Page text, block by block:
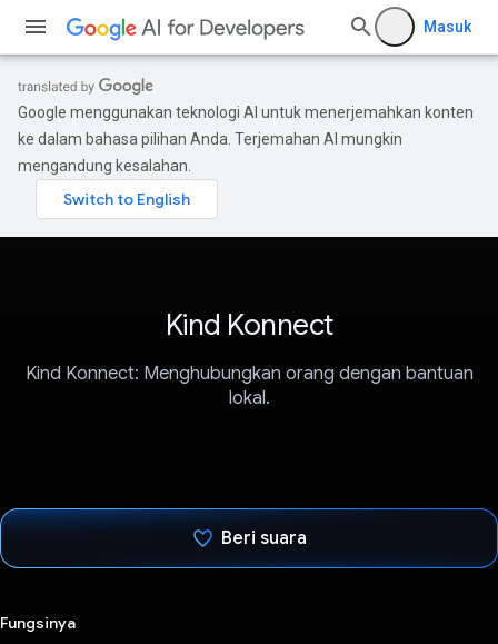
Masuk
Google menggunakan teknologi AI untuk menerjemahkan konten
ke dalam bahasa pilihan Anda. Terjemahan AI mungkin
mengandung kesalahan.
Kind Konnect
Kind Konnect: Menghubungkan orang dengan bantuan
lokal.
Beri suara
Fungsinya